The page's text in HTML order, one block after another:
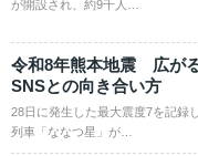
が開設され、約9千人…
令和8年熊本地震 広が
SNSとの向き合い方
28日に発生した最大震度7を記録
列車「ななつ星」が…